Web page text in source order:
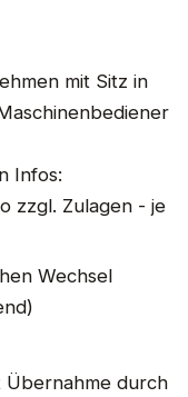
mit Sitz in
Infos:
zzgl. Zulagen - je
Wechsel
Übernahme durch